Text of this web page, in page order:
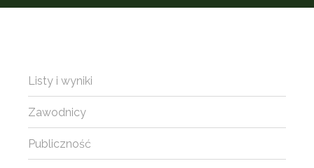
Listy i wyniki
Zawodnicy
Publiczność